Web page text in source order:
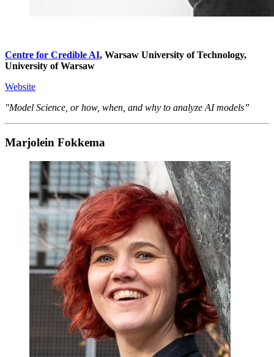
Centre for Credible AI, Warsaw University of Technology,
University of Warsaw
Website
"Model Science, or how, when, and why to analyze AI models”
Mar­jolein Fokkema